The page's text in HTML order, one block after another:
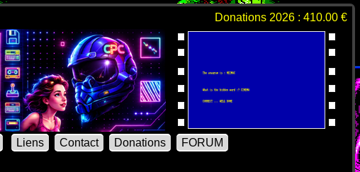
Donations 2026 : 410.00 €
Liens Contact Donations
FORUM